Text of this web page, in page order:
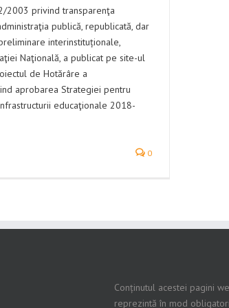
2003 privind transparenţa
publică, republicată, dar
interinstituționale,
Naţională, a publicat pe site-ul
de Hotărâre a
aprobarea Strategiei pentru
educaţionale 2018-
0
Conținutul acestei pagini
reprezintă în mod